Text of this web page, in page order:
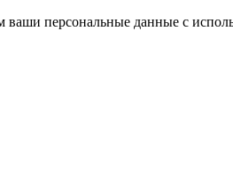
персональные данные с